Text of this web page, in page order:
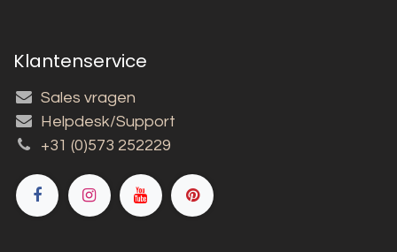
Klantenservice
Sales vragen
Helpdesk/Support
+31 (0)573 252229